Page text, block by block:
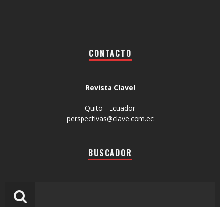
CONTACTO
Revista Clave!
Quito - Ecuador
perspectivas@clave.com.ec
BUSCADOR